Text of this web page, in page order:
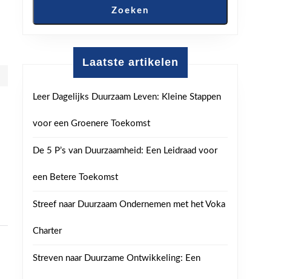
Zoeken
Laatste artikelen
Leer Dagelijks Duurzaam Leven: Kleine Stappen
voor een Groenere Toekomst
De 5 P’s van Duurzaamheid: Een Leidraad voor
een Betere Toekomst
Streef naar Duurzaam Ondernemen met het Voka
Charter
Streven naar Duurzame Ontwikkeling: Een